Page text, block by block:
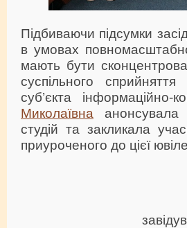
Підбиваючи підсумки
в умовах
мають бути
суспільного сприйняття
суб’єкта інформаційно-
Миколаївна анонсувала
студій та закликала
приуроченого до цієї